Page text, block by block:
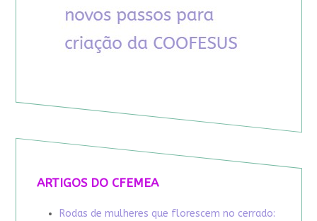
ARTIGOS DO CFEMEA
Rodas de mulheres que florescem no cerrado: